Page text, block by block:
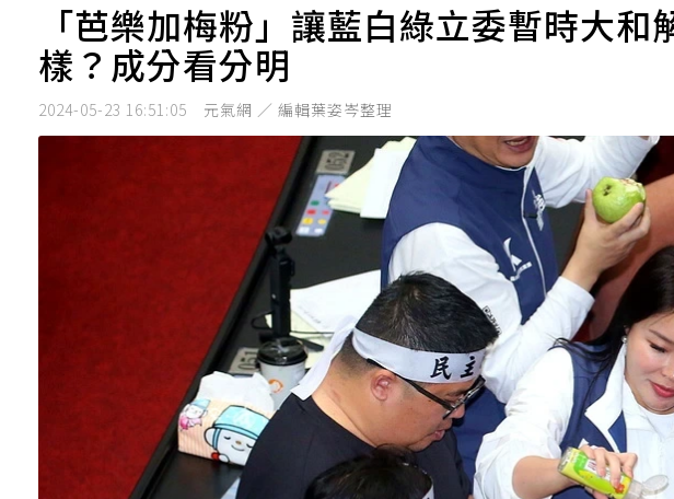
「芭樂加梅粉」讓藍白綠立委暫時大
樣？成分看分明
2024-05-23 16:51:05 元氣網 ／ 編輯葉姿岑整理